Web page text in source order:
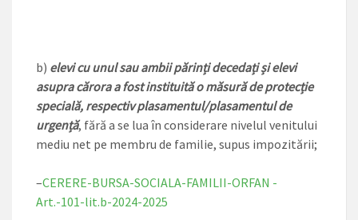
b) elevi cu unul sau ambii părinți decedați și elevi
asupra cărora a fost instituită o măsură de protecție
specială, respectiv plasamentul/plasamentul de
urgență, fără a se lua în considerare nivelul venitului
mediu net pe membru de familie, supus impozitării;
–CERERE-BURSA-SOCIALA-FAMILII-ORFAN -
Art.-101-lit.b-2024-2025